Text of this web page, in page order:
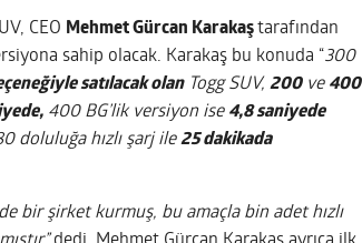
CEO Mehmet Gürcan Karakaştarafından
sahip olacak. Karakaş bu konuda “300
satılacak olanTogg SUV, 200ve 400
400 BG’lik versiyon ise 4,8 saniyede
doluluğa hızlı şarj ile25 dakikada
bir şirket kurmuş, bu amaçla bin adet hızlı